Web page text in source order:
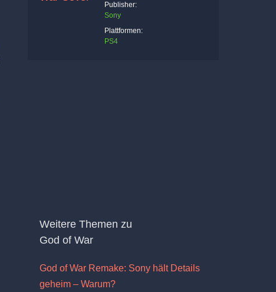
Publisher:
Sony
Plattformen:
PS4
Weitere Themen zu
God of War
God of War Remake: Sony hält Details
geheim – Warum?